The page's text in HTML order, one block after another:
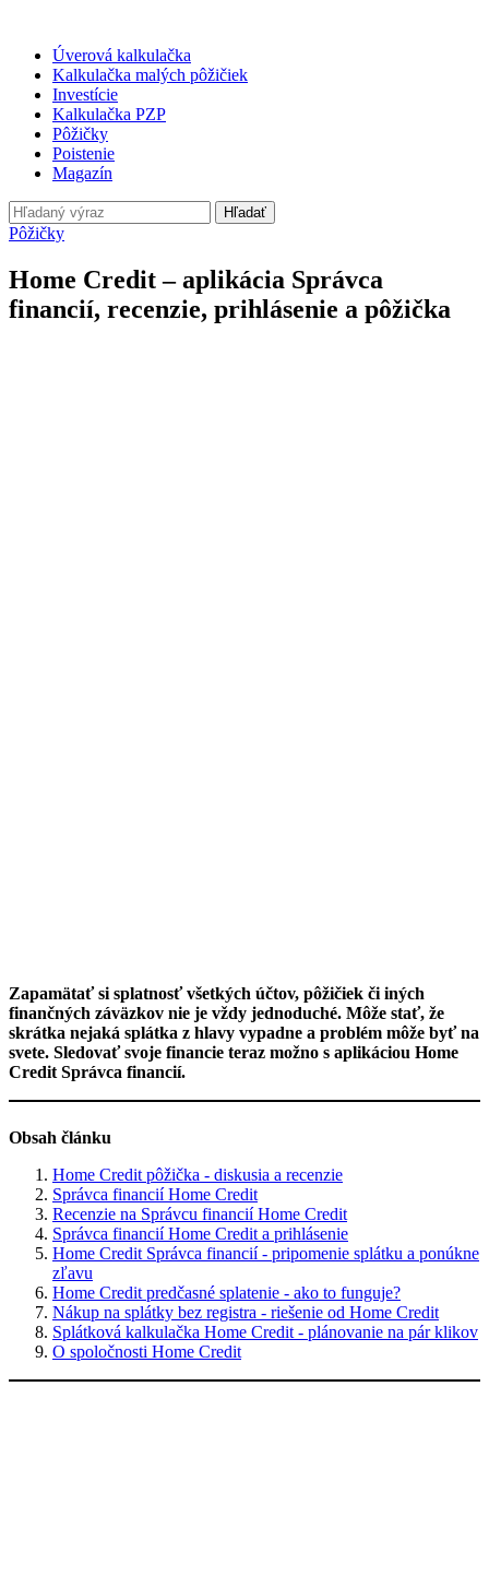
Úverová kalkulačka
Kalkulačka malých pôžičiek
Investície
Kalkulačka PZP
Pôžičky
Poistenie
Magazín
Hľadať
Pôžičky
Home Credit – aplikácia Správca
financií, recenzie, prihlásenie a pôžička
Zapamätať si splatnosť všetkých účtov, pôžičiek či iných
finančných záväzkov nie je vždy jednoduché. Môže stať, že
skrátka nejaká splátka z hlavy vypadne a problém môže byť na
svete. Sledovať svoje financie teraz možno s aplikáciou Home
Credit Správca financií.
Obsah článku
Home Credit pôžička - diskusia a recenzie
Správca financií Home Credit
Recenzie na Správcu financií Home Credit
Správca financií Home Credit a prihlásenie
Home Credit Správca financií - pripomenie splátku a ponúkne
zľavu
Home Credit predčasné splatenie - ako to funguje?
Nákup na splátky bez registra - riešenie od Home Credit
Splátková kalkulačka Home Credit - plánovanie na pár klikov
O spoločnosti Home Credit